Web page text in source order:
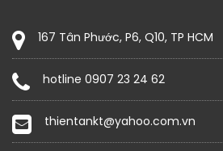
167 Tân Phước, P6, Q10, TP HCM
hotline 0907 23 24 62
thientankt@yahoo.com.vn